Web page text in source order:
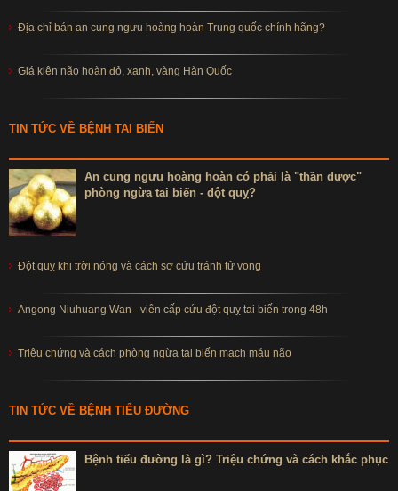
Địa chỉ bán an cung ngưu hoàng hoàn Trung quốc chính hãng?
Giá kiện não hoàn đỏ, xanh, vàng Hàn Quốc
TIN TỨC VỀ BỆNH TAI BIẾN
An cung ngưu hoàng hoàn có phải là "thần dược"
phòng ngừa tai biến - đột quỵ?
Đột quỵ khi trời nóng và cách sơ cứu tránh tử vong
Angong Niuhuang Wan - viên cấp cứu đột quỵ tai biến trong 48h
Triệu chứng và cách phòng ngừa tai biến mạch máu não
TIN TỨC VỀ BỆNH TIỂU ĐƯỜNG
Bệnh tiểu đường là gì? Triệu chứng và cách khắc phục